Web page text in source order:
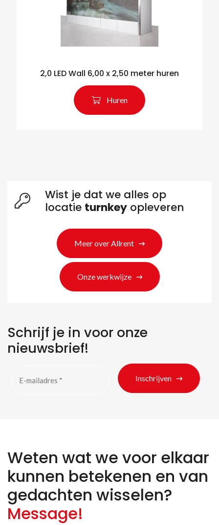
2,0 LED Wall 6,00 x 2,50 meter huren
Huren
Wist je dat we alles op
locatie turnkey opleveren
Meer over Allrent
Onze werkwijze
Schrijf je in voor onze
nieuwsbrief!
Inschrijven
Weten wat we voor elkaar
kunnen betekenen en van
gedachten wisselen?
Message!
Zoeken naar producten